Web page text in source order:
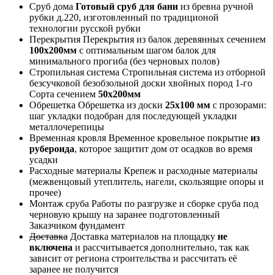
Сруб дома Готовый сруб для бани из бревна ручной
рубки д.220, изготовленный по традиционой
технологии русской рубки
Перекрытия Перекрытия из балок деревянных сечением
100х200мм с оптимальным шагом балок для
минимального прогиба (без черновых полов)
Стропильная система Стропильная система из отборной
безсучковой безобзольной доски хвойных пород 1-го
Сорта сечением 50х200мм
Обрешетка Обрешетка из доски 25х100 мм с прозорами:
шаг укладки подобран для последующей укладки
металлочерепицы
Временная кровля Временное кровельное покрытие из
рубероида, которое защитит дом от осадков во время
усадки
Расходные материалы Крепеж и расходные материалы
(межвенцовый утеплитель, нагели, скользящие опоры и
прочее)
Монтаж сруба Работы по разгрузке и сборке сруба под
черновую крышу на заранее подготовленный
Заказчиком фундамент
Доставка Доставка материалов на площадку не
включена и рассчитывается дополнительно, так как
зависит от региона строительства и рассчитать её
заранее не получится